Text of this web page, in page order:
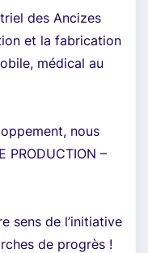
des Ancizes
et la fabrication
médical au
nous
PRODUCTION –
sens de l’initiative
de progrès !